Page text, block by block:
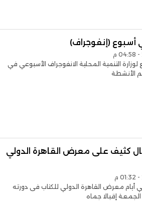
أسبوع (إنفوجراف)
لوزارة التنمية المحلية الانفوجراف الأسبوعي في
كثيف على معرض القاهرة الدولي
أيام معرض القاهرة الدولي للكتاب فى دورته
إقبالا جماه